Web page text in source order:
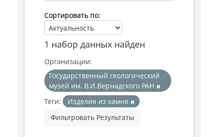
Сортировать по
1 набор данных найден
Организации:
Государственный геологический
музей им. В.И.Вернадского РАН
Теги:
Изделия из камня
Фильтровать Результаты